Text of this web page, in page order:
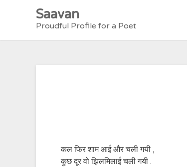
Saavan
Proudful Profile for a Poet
कल फिर शाम आई और चली गयी ,
कुछ दूर वो झिलमिलाई चली गयी .